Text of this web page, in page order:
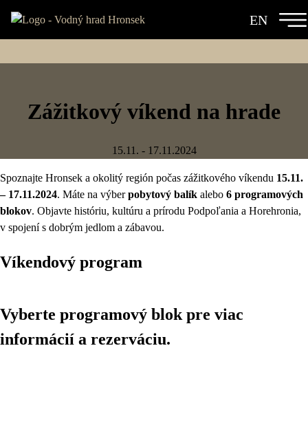
VIRTUÁLNA PREHLIADKA
DARČEKOVÉ POUKAZY
PREHLIADKY
UBYTOVANIE
EVENTY
FIREMNÉ EVENTY
SVADBY A OSLAVY
KONTAKT
EN
Zážitkový víkend na hrade
15.11. - 17.11.2024
Spoznajte Hronsek a okolitý región počas zážitkového víkendu 15.11.
– 17.11.2024. Máte na výberpobytový balík alebo 6 programových
blokov. Objavte históriu, kultúru a prírodu Podpoľania a Horehronia,
v spojení s dobrým jedlom a zábavou.
Víkendový program
Vyberte programový blok pre viac
informácií a rezerváciu.